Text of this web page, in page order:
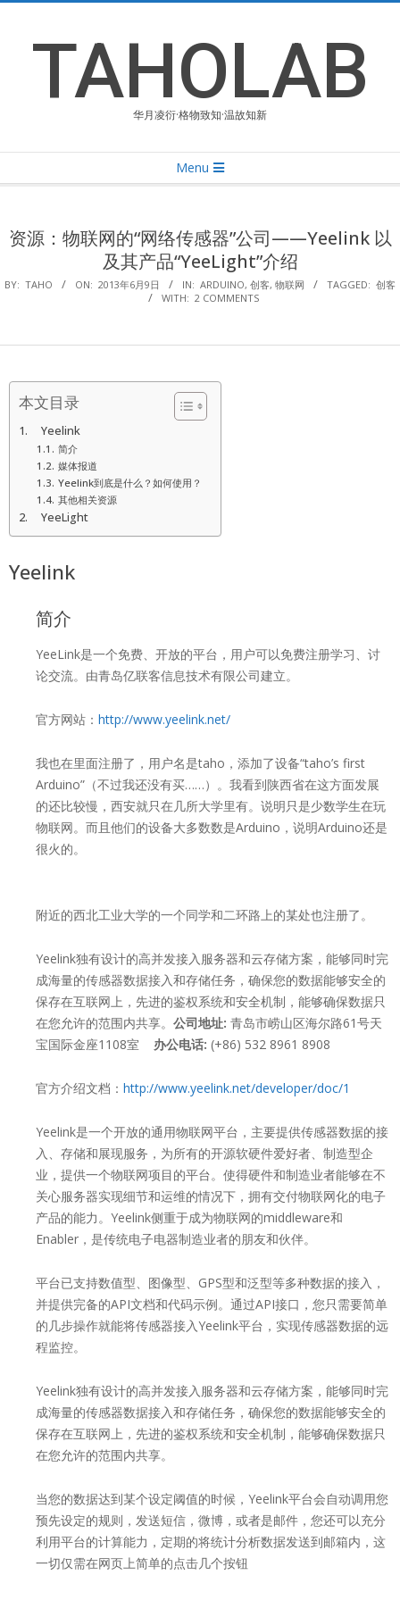
contentTAHOLAB
华月凌衍·格物致知·温故知新
Navigation
Menu
资源：物联网的“网络传感器”公司——Yeelink 以
及其产品“YeeLight”介绍
BY: TAHO ON: 2013年6月9日 IN: ARDUINO, 创客, 物联网 TAGGED: 创客
WITH: 2 COMMENTS
本文目录
Yeelink
简介
媒体报道
Yeelink到底是什么？如何使用？
其他相关资源
YeeLight
Yeelink
简介
YeeLink是一个免费、开放的平台，用户可以免费注册学习、讨
论交流。由青岛亿联客信息技术有限公司建立。
官方网站： http://www.yeelink.net/
我也在里面注册了，用户名是taho，添加了设备“taho’s first
Arduino”（不过我还没有买……）。我看到陕西省在这方面发展
的还比较慢，西安就只在几所大学里有。说明只是少数学生在玩
物联网。而且他们的设备大多数数是Arduino，说明Arduino还是
很火的。
附近的西北工业大学的一个同学和二环路上的某处也注册了。
Yeelink独有设计的高并发接入服务器和云存储方案，能够同时完
成海量的传感器数据接入和存储任务，确保您的数据能够安全的
保存在互联网上，先进的鉴权系统和安全机制，能够确保数据只
在您允许的范围内共享。 公司地址: 青岛市崂山区海尔路61号天
宝国际金座1108室 办公电话: (+86) 532 8961 8908
官方介绍文档： http://www.yeelink.net/developer/doc/1
Yeelink是一个开放的通用物联网平台，主要提供传感器数据的接
入、存储和展现服务，为所有的开源软硬件爱好者、制造型企
业，提供一个物联网项目的平台。使得硬件和制造业者能够在不
关心服务器实现细节和运维的情况下，拥有交付物联网化的电子
产品的能力。Yeelink侧重于成为物联网的middleware和
Enabler，是传统电子电器制造业者的朋友和伙伴。
平台已支持数值型、图像型、GPS型和泛型等多种数据的接入，
并提供完备的API文档和代码示例。通过API接口，您只需要简单
的几步操作就能将传感器接入Yeelink平台，实现传感器数据的远
程监控。
Yeelink独有设计的高并发接入服务器和云存储方案，能够同时完
成海量的传感器数据接入和存储任务，确保您的数据能够安全的
保存在互联网上，先进的鉴权系统和安全机制，能够确保数据只
在您允许的范围内共享。
当您的数据达到某个设定阈值的时候，Yeelink平台会自动调用您
预先设定的规则，发送短信，微博，或者是邮件，您还可以充分
利用平台的计算能力，定期的将统计分析数据发送到邮箱内，这
一切仅需在网页上简单的点击几个按钮